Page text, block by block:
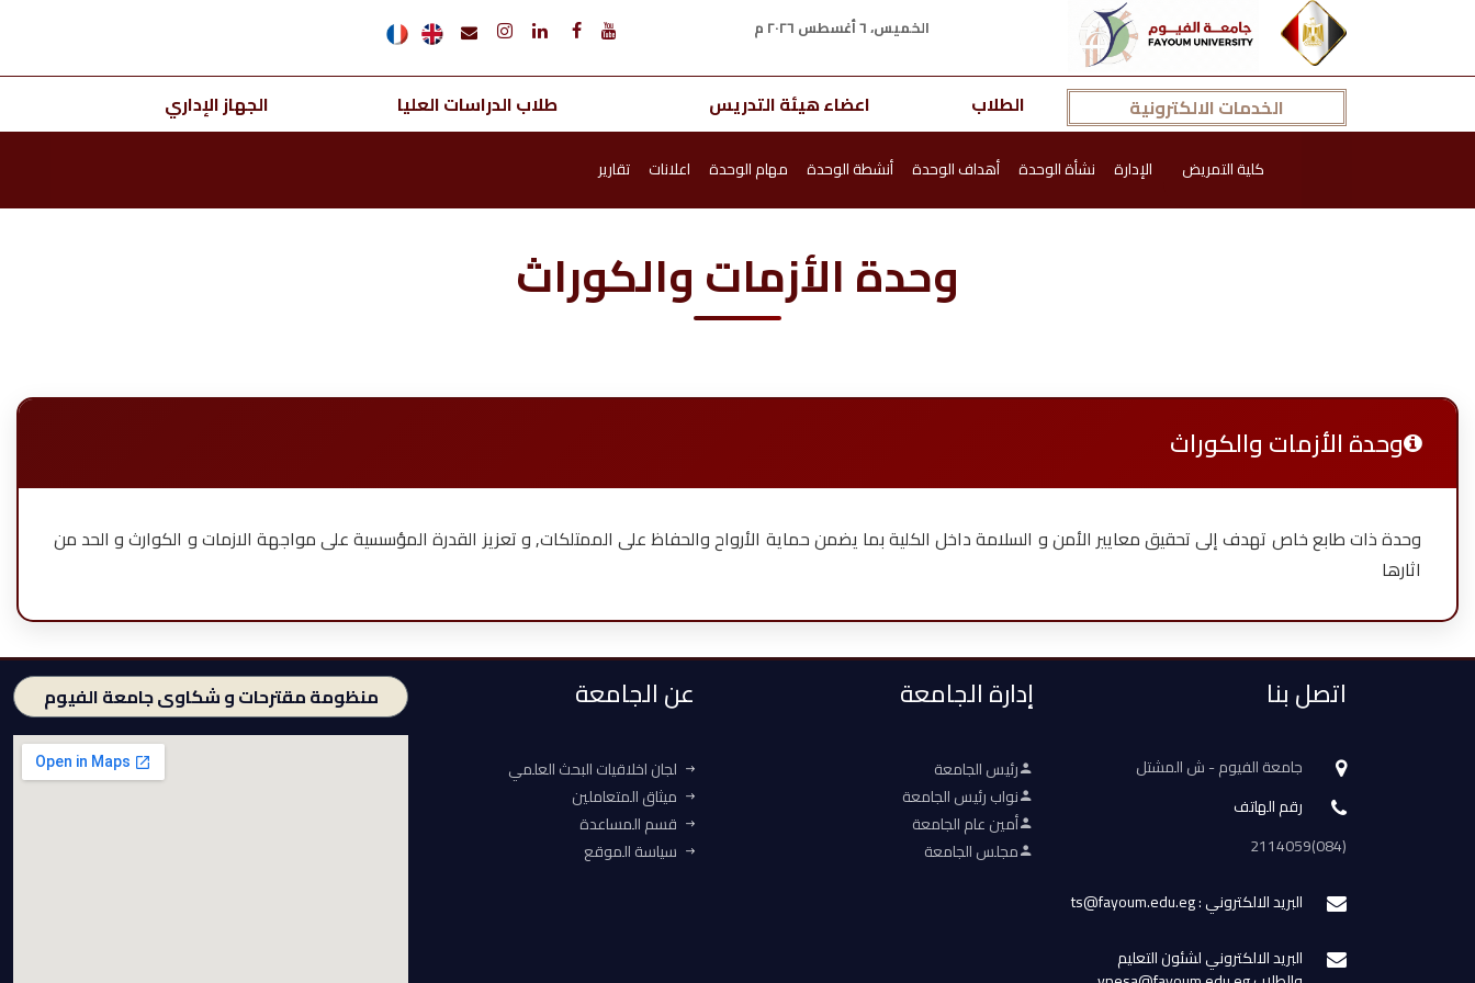
الخميس، ٦ أغسطس ٢٠٢٦ م
الخدمات الالكترونية الطلاب اعضاء هيئة التدريس طلاب الدراسات العليا الجهاز الإداري
كلية التمريض الإدارة نشأة الوحدة أهداف الوحدة أنشطة الوحدة مهام الوحدة اعلانات تقارير
وحدة الأزمات والكوراث
وحدة الأزمات والكوراث
وحدة ذات طابع خاص تهدف إلى تحقيق معايير الأمن و السلامة داخل الكلية بما يضمن حماية الأرواح والحفاظ على الممتلكات, و تعزيز القدرة المؤسسية على مواجهة الازمات و الكوارث و الحد من
اثارها
اتصل بنا
جامعة الفيوم - ش المشتل
رقم الهاتف
(084)2114059
البريد الالكتروني : ts@fayoum.edu.eg
البريد الالكتروني لشئون التعليم
إدارة الجامعة
رئيس الجامعة
نواب رئيس الجامعة
أمين عام الجامعة
مجلس الجامعة
عن الجامعة
لجان اخلاقيات البحث العلمي
ميثاق المتعاملين
قسم المساعدة
سياسة الموقع
منظومة مقترحات و شكاوى جامعة الفيوم